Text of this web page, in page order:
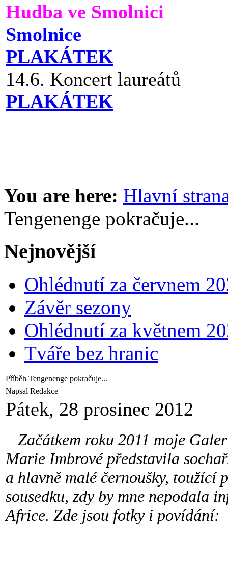
Hudba ve Smolnici
Smolnice
PLAKÁTEK
14.6. Koncert laureátů
PLAKÁTEK
You are here: Hlavní
Tengenenge pokračuje...
Nejnovější
Ohlédnutí za červnem
Závěr sezony
Ohlédnutí za květnem
Tváře bez hranic
Příběh Tengenenge pokračuje...
Napsal Redakce
Pátek, 28 prosinec 2012
Začátkem roku 2011 moje
Marie Imbrové představila
a hlavně malé černoušky, toužící
sousedku, zdy by mne nepodala
Africe. Zde jsou fotky i povídání: